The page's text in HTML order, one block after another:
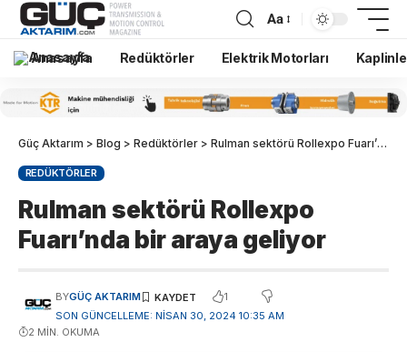
Aa
Anasayfa Redüktörler Elektrik Motorları
Güç Aktarım > Blog > Redüktörler > Rulman sektörü Rollexpo Fuarı’nda bir araya geliyor
REDÜKTÖRLER
Rulman sektörü Rollexpo
Fuarı’nda bir araya geliyor
SON GÜNCELLEME: NISAN 30, 2024 10:35 AM
BYGÜÇ AKTARIM 1
2 MIN. OKUMA